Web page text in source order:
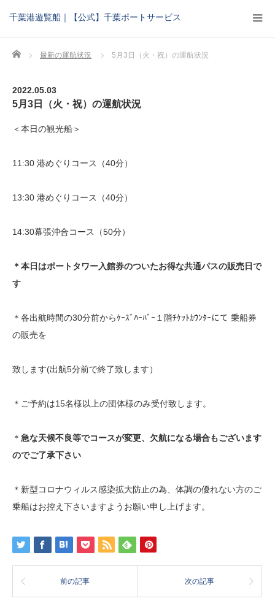
千葉港遊覧船｜【公式】千葉ポートサービス
Home 最新の運航状況 5月3日（火・祝）の運航状況
2022.05.03
5月3日（火・祝）の運航状況
＜本日の観光船＞
11:30 港めぐりコース（40分）
13:30 港めぐりコース（40分）
14:30幕張沖合コース（50分）
＊本日はポートタワー入館券のついたお得な共通パスの販売日で
す
＊各出航時間の30分前からｹｰｽﾞﾊｰﾊﾞｰ１階ﾁｹｯﾄｶｳﾝﾀｰにて 乗船券
の販売を
致します(出航5分前で終了致します）
＊ご予約は15名様以上の団体様のみ受付致します。
＊ 急な天候不良等でコースが変更、欠航になる場合もございます
のでご了承下さい
＊新型コロナウィルス感染拡大防止の為、体調の優れない方のご
乗船はお控え下さいますようお願い申し上げます。
前の記事 次の記事